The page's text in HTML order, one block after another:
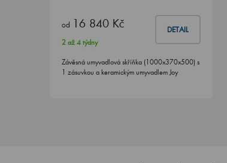
od 16 840 Kč DETAIL
2 až 4 týdny
Závěsná umyvadlová skříňka (1000x370x500) s
1 zásuvkou a keramickým umyvadlem Joy